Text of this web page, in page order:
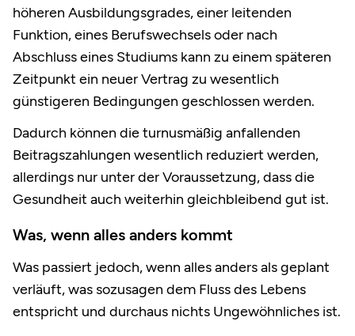
höheren Ausbildungsgrades, einer leitenden
Funktion, eines Berufswechsels oder nach
Abschluss eines Studiums kann zu einem späteren
Zeitpunkt ein neuer Vertrag zu wesentlich
günstigeren Bedingungen geschlossen werden.
Dadurch können die turnusmäßig anfallenden
Beitragszahlungen wesentlich reduziert werden,
allerdings nur unter der Voraussetzung, dass die
Gesundheit auch weiterhin gleichbleibend gut ist.
Was, wenn alles anders kommt
Was passiert jedoch, wenn alles anders als geplant
verläuft, was sozusagen dem Fluss des Lebens
entspricht und durchaus nichts Ungewöhnliches ist.